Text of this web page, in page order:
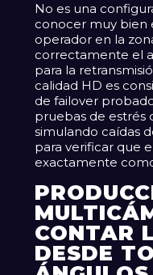
No es una
conocer muy bien
operador en la
correctamente el
para la
calidad HD es
de failover
pruebas de estrés
simulando caídas
para verificar que
exactamente
CONTAR
DESDE